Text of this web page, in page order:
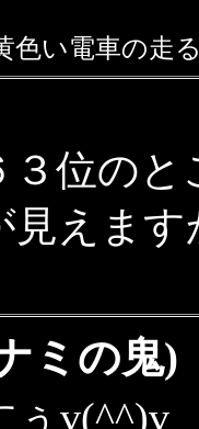
色い電車の
３位の
見えます
ミの鬼)
ぅv(^^)v